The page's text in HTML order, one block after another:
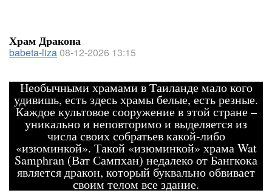
Храм Дракона
babeta-liza08-12-2026 13:15
Необычными храмами в Таиланде мало кого
удивишь, есть здесь храмы белые, есть резные.
Каждое культовое сооружение в этой стране –
уникально и неповторимо и выделяется из
числа своих собратьев какой-либо
«изюминкой». Такой «изюминкой» храма Wat
Samphran (Ват Сампхан) недалеко от Бангкока
является дракон, который буквально обвивает
своим телом все здание.